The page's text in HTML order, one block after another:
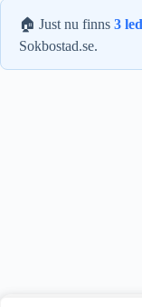
🏠 Just nu finns 3
Sokbostad.se.